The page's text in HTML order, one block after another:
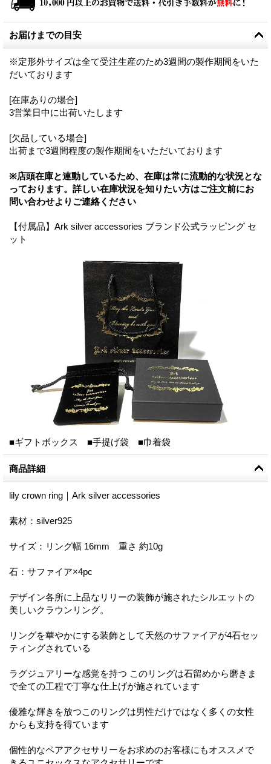
お届けまでの目安
※定形外サイズは全て受注生産のため3週間の製作期間をいた
だいております
[在庫ありの場合]
3営業日中に出荷いたします
[欠品している場合]
出荷まで3週間程度の製作期間をいただいております
※店頭在庫と連動しているため、在庫は常に流動的な状況とな
っております。詳しい在庫状況を知りたい方はご注文前にお
問い合わせよりご連絡ください
【付属品】Ark silver accessories ブランド公式ラッピング セ
ット
■ギフトボックス ■手提げ袋 ■巾着袋
商品詳細
lily crown ring｜Ark silver accessories
素材：silver925
サイズ：リング幅 16mm 重さ 約10g
石：サファイア×4pc
デザイン各所に上品なリリーの装飾が施されたシルエットの
美しいクラウンリング。
リングを華やかにする装飾として天然のサファイアが4石セッ
ティングされている
ラグジュアリーな感覚を持つ このリングは石留めから磨きま
で全ての工程で丁寧な仕上げが施されています
優雅な輝きを放つこのリングは男性だけではなく多くの女性
からも支持を得ています
個性的なペアアクセサリーをお求めのお客様にもオススメで